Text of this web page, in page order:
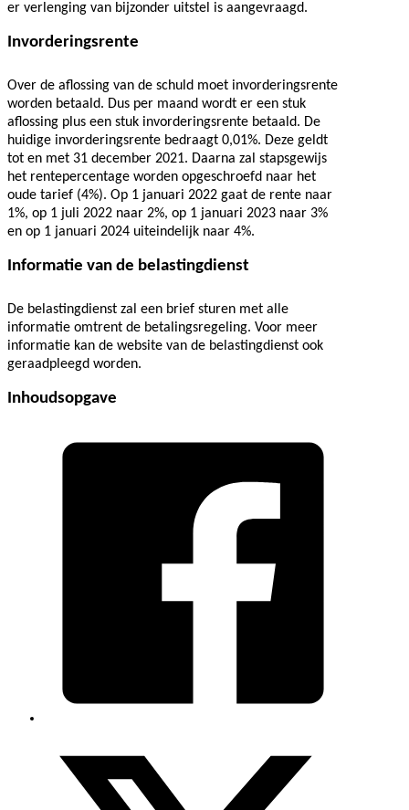
er verlenging van bijzonder uitstel is aangevraagd.
Invorderingsrente
Over de aflossing van de schuld moet invorderingsrente
worden betaald. Dus per maand wordt er een stuk
aflossing plus een stuk invorderingsrente betaald. De
huidige invorderingsrente bedraagt 0,01%. Deze geldt
tot en met 31 december 2021. Daarna zal stapsgewijs
het rentepercentage worden opgeschroefd naar het
oude tarief (4%). Op 1 januari 2022 gaat de rente naar
1%, op 1 juli 2022 naar 2%, op 1 januari 2023 naar 3%
en op 1 januari 2024 uiteindelijk naar 4%.
Informatie van de belastingdienst
De belastingdienst zal een brief sturen met alle
informatie omtrent de betalingsregeling. Voor meer
informatie kan de website van de belastingdienst ook
geraadpleegd worden.
Inhoudsopgave